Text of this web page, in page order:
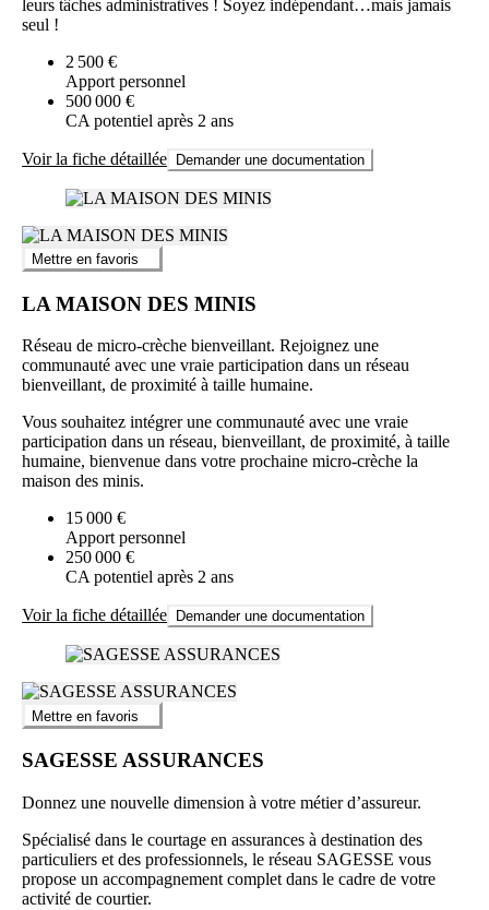
leurs tâches administratives ! Soyez indépendant…mais jamais
seul !
2 500 €
Apport personnel
500 000 €
CA potentiel après 2 ans
Voir la fiche détaillée Demander une documentation
Mettre en favoris
LA MAISON DES MINIS
Réseau de micro-crèche bienveillant. Rejoignez une
communauté avec une vraie participation dans un réseau
bienveillant, de proximité à taille humaine.
Vous souhaitez intégrer une communauté avec une vraie
participation dans un réseau, bienveillant, de proximité, à taille
humaine, bienvenue dans votre prochaine micro-crèche la
maison des minis.
15 000 €
Apport personnel
250 000 €
CA potentiel après 2 ans
Voir la fiche détaillée Demander une documentation
Mettre en favoris
SAGESSE ASSURANCES
Donnez une nouvelle dimension à votre métier d’assureur.
Spécialisé dans le courtage en assurances à destination des
particuliers et des professionnels, le réseau SAGESSE vous
propose un accompagnement complet dans le cadre de votre
activité de courtier.